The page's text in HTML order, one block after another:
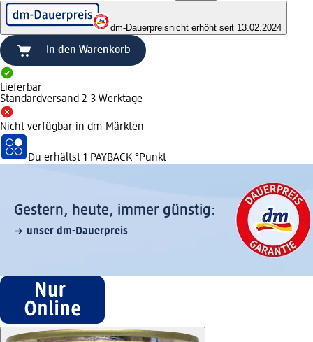
dm-Dauerpreisnicht erhöht seit 13.02.2024
In den Warenkorb
Lieferbar
Standardversand 2-3 Werktage
Nicht verfügbar in dm-Märkten
Du erhältst 1 PAYBACK °Punkt
Gestern, heute, immer günstig:
unser dm-Dauerpreis